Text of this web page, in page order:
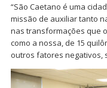
“São Caetano é uma
missão de auxiliar tanto
nas transformações que
como a nossa, de 15
outros fatores negativos,